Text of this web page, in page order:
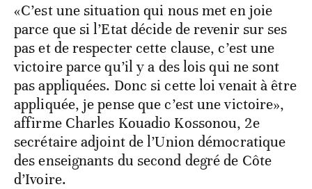
«C’est une situation qui nous met en joie
parce que si l’Etat décide de revenir sur ses
pas et de respecter cette clause, c’est une
victoire parce qu’il y a des lois qui ne sont
pas appliquées. Donc si cette loi venait à être
appliquée, je pense que c’est une victoire»,
affirme Charles Kouadio Kossonou, 2e
secrétaire adjoint de l’Union démocratique
des enseignants du second degré de Côte
d’Ivoire.